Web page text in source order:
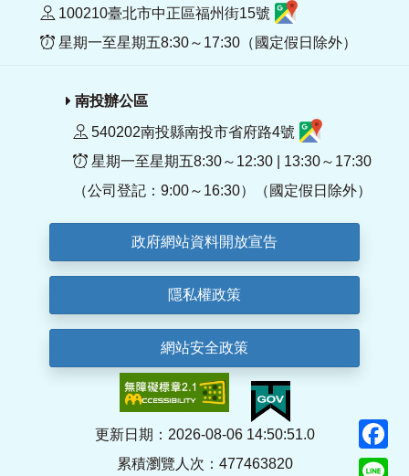
100210臺北市中正區福州街15號
星期一至星期五8:30～17:30（國定假日除外）
南投辦公區
540202南投縣南投市省府路4號
星期一至星期五8:30～12:30 | 13:30～17:30
（公司登記：9:00～16:30）（國定假日除外）
政府網站資料開放宣告
隱私權政策
網站安全政策
更新日期：2026-08-06 14:50:51.0
累積瀏覽人次：477463820